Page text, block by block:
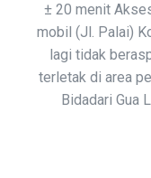
± 20 menit
mobil (Jl. Palai)
lagi tidak
terletak di area
Bidadari Gua